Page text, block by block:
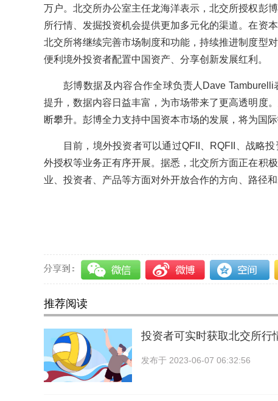
万户。北交所办公室主任龙海洋表示，北交所授权彭
所行情、发掘投资机会提供更加多元化的渠道。在资
北交所将继续完善市场制度和功能，持续推进制度型
便利境外投资者配置中国资产、分享创新发展红利。
彭博数据及内容合作全球负责人Dave
提升，数据内容日益丰富，为市场带来了更高透明度
断攀升。彭博全力支持中国资本市场的发展，将为国
目前，境外投资者可以通过QFII、RQFII、战略
外授权等业务正有序开展。据悉，北交所方面正在积
业、投资者、产品等方面对外开放合作的方向、路径和
推荐阅读
投资者可实时获取北交所行
发布于 2023-06-07 06:32:56